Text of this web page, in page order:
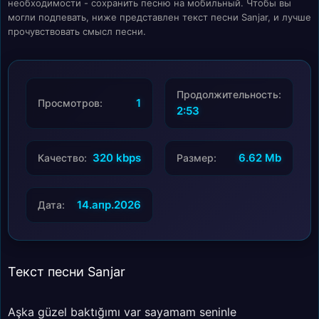
необходимости - сохранить песню на мобильный. Чтобы вы
могли подпевать, ниже представлен текст песни Sanjar, и лучше
прочувствовать смысл песни.
Просмотров: 1
Продолжительность:
2:53
Качество: 320 kbps Размер: 6.62 Mb
Дата: 14.апр.2026
Текст песни Sanjar
Aşka güzel baktığımı var sayamam seninle